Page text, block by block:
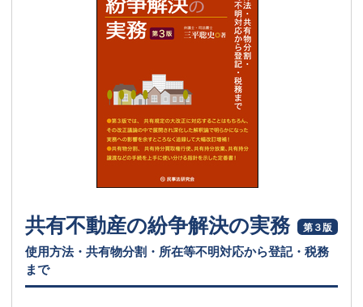
共有不動産の紛争解決の実務 第３版
使用方法・共有物分割・所在等不明対応から登記・税務
まで